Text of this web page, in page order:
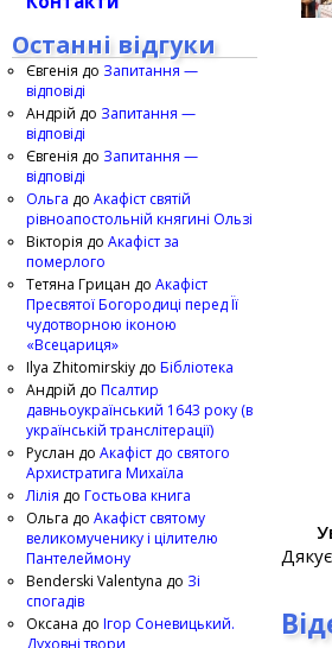
Останні відгуки
Євгенія до Запитання —
відповіді
Андрій до Запитання —
відповіді
Євгенія до Запитання —
відповіді
Ольга до Акафіст святій
рівноапостольній княгині Ользі
Вікторія до Акафіст за
померлого
Тетяна Грицан до Акафіст
Пресвятої Богородиці перед Її
чудотворною іконою
«Всецариця»
Ilya Zhitomirskiy до Бібліотека
Андрій до Псалтир
давньоукраїнський 1643 року (в
українській транслітерації)
Руслан до Акафіст до святого
Архистратига Михаїла
Лілія до Гостьова книга
Ольга до Акафіст святому
великомученику і цілителю
Пантелеймону
Benderski Valentyna до Зі
спогадів
Оксана до Ігор Соневицький.
Духовні твори